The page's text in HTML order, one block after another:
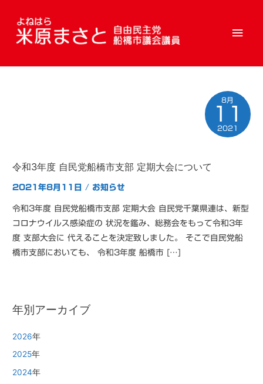
メ
メ
ニ
令和3年度 自民党船橋市支部 定期大会について
2021年8月11日 / お知らせ
令和3年度 自民党船橋市支部 定期大会 自民党千葉県連は、新型
コロナウイルス感染症の 状況を鑑み、総務会をもって令和3年
度 支部大会に 代えることを決定致しました。 そこで自民党船
橋市支部においても、 令和3年度 船橋市 […]
8月
11
2021
年別アーカイブ
2026年
2025年
2024年